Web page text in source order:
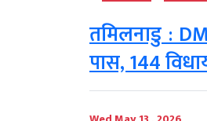
तमिलनाडु :
पास, 144